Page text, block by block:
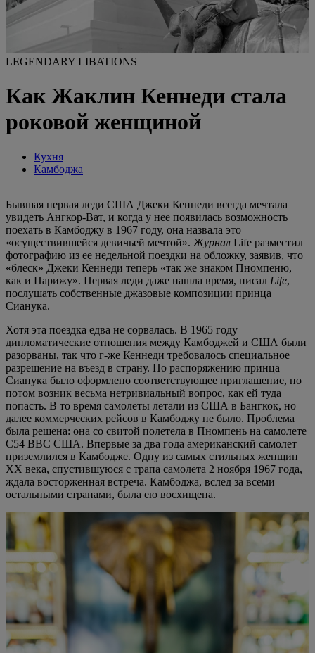
LEGENDARY LIBATIONS
Как Жаклин Кеннеди стала
роковой женщиной
Кухня
Камбоджа
Бывшая первая леди США Джеки Кеннеди всегда мечтала
увидеть Ангкор-Ват, и когда у нее появилась возможность
поехать в Камбоджу в 1967 году, она назвала это
«осуществившейся девичьей мечтой». Журнал Life разместил
фотографию из ее недельной поездки на обложку, заявив, что
«блеск» Джеки Кеннеди теперь «так же знаком Пномпеню,
как и Парижу». Первая леди даже нашла время, писал Life,
послушать собственные джазовые композиции принца
Сианука.
Хотя эта поездка едва не сорвалась. В 1965 году
дипломатические отношения между Камбоджей и США были
разорваны, так что г-же Кеннеди требовалось специальное
разрешение на въезд в страну. По распоряжению принца
Сианука было оформлено соответствующее приглашение, но
потом возник весьма нетривиальный вопрос, как ей туда
попасть. В то время самолеты летали из США в Бангкок, но
далее коммерческих рейсов в Камбоджу не было. Проблема
была решена: она со свитой полетела в Пномпень на самолете
С54 ВВС США. Впервые за два года американский самолет
приземлился в Камбодже. Одну из самых стильных женщин
ХХ века, спустившуюся с трапа самолета 2 ноября 1967 года,
ждала восторженная встреча. Камбоджа, вслед за всеми
остальными странами, была ею восхищена.